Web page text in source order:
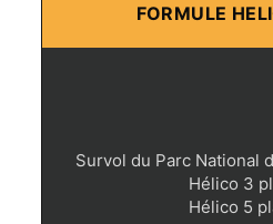
FORMULE
Survol du Parc National
Hélico 3
Hélico 5